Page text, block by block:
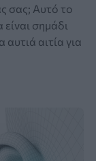
σας; Αυτό το
σημάδι
αιτία για